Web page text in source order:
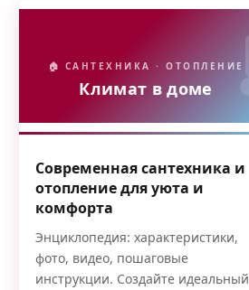
🏠 САНТЕХНИКА · ОТОПЛЕНИЕ
Климат в доме
Современная сантехника и
отопление для уюта и
комфорта
Энциклопедия: характеристики,
фото, видео, пошаговые
инструкции. Создайте идеальный